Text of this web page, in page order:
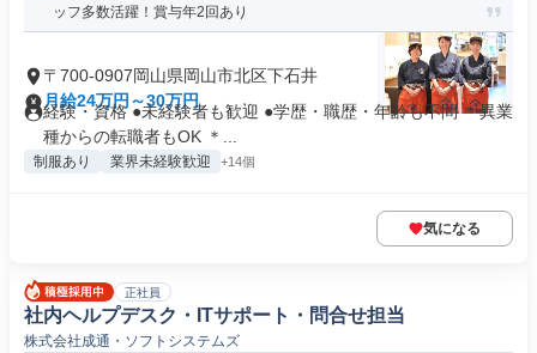
ッフ多数活躍！賞与年2回あり
〒700-0907岡山県岡山市北区下石井
月給24万円～30万円
経験・資格 ●未経験者も歓迎 ●学歴・職歴・年齢も不問 ＊異業
種からの転職者もOK ＊...
制服あり 業界未経験歓迎 +14個
気になる
正社員
社内ヘルプデスク・ITサポート・問合せ担当
株式会社成通・ソフトシステムズ